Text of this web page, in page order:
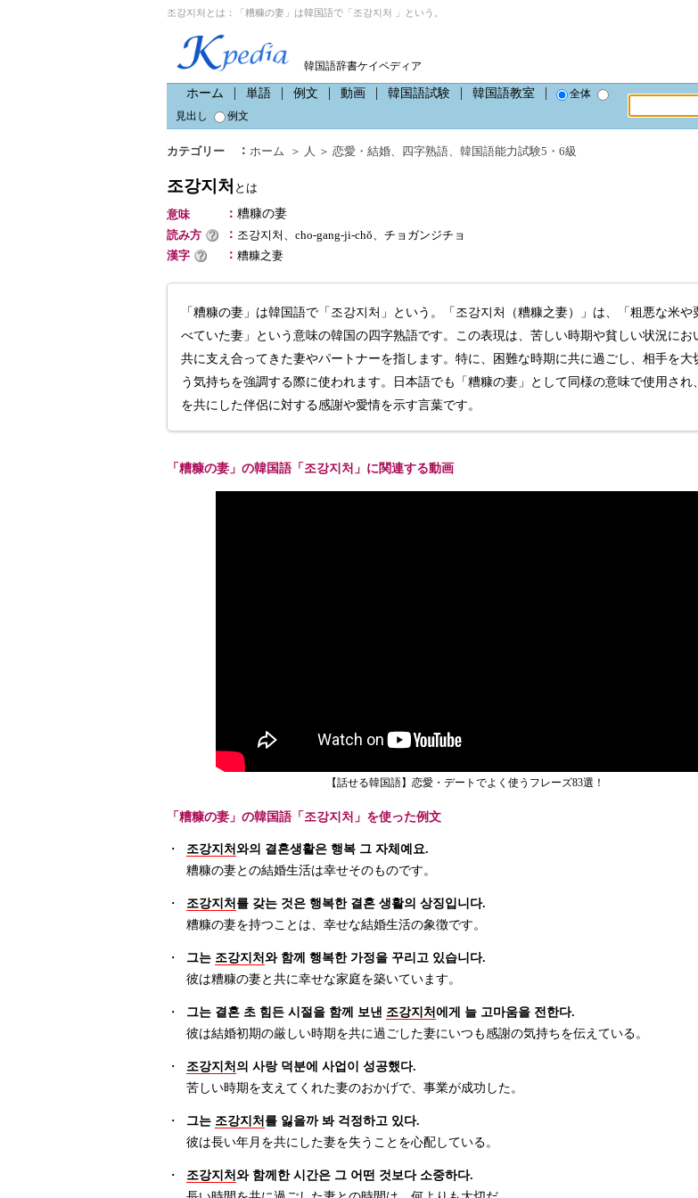
조강지처とは：「糟糠の妻」は韓国語で「조강지처 」という。
韓国語辞書ケイペディア
ホーム 単語 例文 動画 韓国語試験 韓国語教室
全体
見出し
例文
カテゴリー ： ホーム ＞ 人 ＞ 恋愛・結婚、 四字熟語、 韓国語能力試験5・6級
조강지처 とは
意味
： 糟糠の妻
読み方
： 조강지처、cho-gang-ji-chŏ、チョガンジチョ
漢字
： 糟糠之妻
「糟糠の妻」は韓国語で「조강지처」という。「조강지처（糟糠之妻）」は、「粗悪な米や
べていた妻」という意味の韓国の四字熟語です。この表現は、苦しい時期や貧しい状況にお
共に支え合ってきた妻やパートナーを指します。特に、困難な時期に共に過ごし、相手を大
う気持ちを強調する際に使われます。日本語でも「糟糠の妻」として同様の意味で使用され
を共にした伴侶に対する感謝や愛情を示す言葉です。
「糟糠の妻」の韓国語「조강지처」に関連する動画
【話せる韓国語】恋愛・デートでよく使うフレーズ83選！
「糟糠の妻」の韓国語「조강지처」を使った例文
・ 조강지처 와의 결혼생활은 행복 그 자체예요.
糟糠の妻との結婚生活は幸せそのものです。
・ 조강지처 를 갖는 것은 행복한 결혼 생활의 상징입니다.
糟糠の妻を持つことは、幸せな結婚生活の象徴です。
・ 그는 조강지처 와 함께 행복한 가정을 꾸리고 있습니다.
彼は糟糠の妻と共に幸せな家庭を築いています。
・ 그는 결혼 초 힘든 시절을 함께 보낸 조강지처 에게 늘 고마움을 전한다.
彼は結婚初期の厳しい時期を共に過ごした妻にいつも感謝の気持ちを伝えている。
・ 조강지처 의 사랑 덕분에 사업이 성공했다.
苦しい時期を支えてくれた妻のおかげで、事業が成功した。
・ 그는 조강지처 를 잃을까 봐 걱정하고 있다.
彼は長い年月を共にした妻を失うことを心配している。
・ 조강지처 와 함께한 시간은 그 어떤 것보다 소중하다.